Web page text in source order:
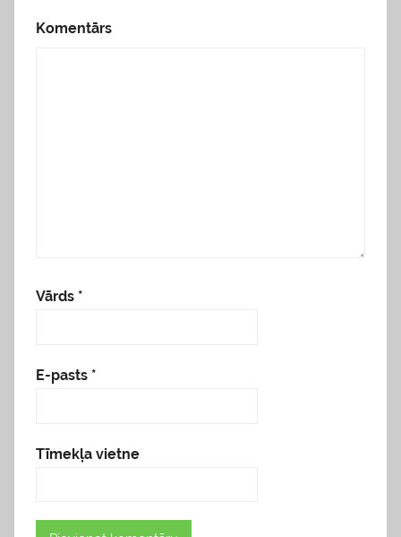
Komentārs
Vārds *
E-pasts *
Tīmekļa vietne